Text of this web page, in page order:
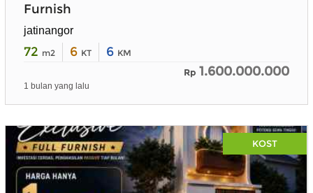
Furnish
jatinangor
72 m2 6 KT 6 KM
Rp 1.600.000.000
1 bulan yang lalu
KOST